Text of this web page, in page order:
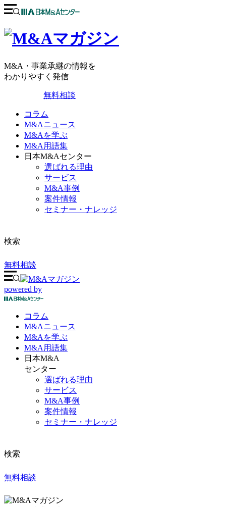
M&A・事業承継の情報を
わかりやすく発信
無料相談
コラム
M&Aニュース
M&Aを学ぶ
M&A用語集
日本M&Aセンター
選ばれる理由
サービス
M&A事例
案件情報
セミナー・ナレッジ
検索
無料相談
powered by
コラム
M&Aニュース
M&Aを学ぶ
M&A 用語集
日本M&A
センター
選ばれる理由
サービス
M&A事例
案件情報
セミナー・ナレッジ
検索
無料相談